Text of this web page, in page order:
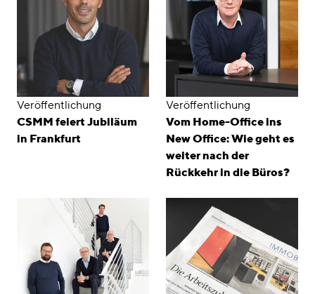
Veröffentlichung
CSMM feiert Jubiläum
in Frankfurt
Veröffentlichung
Vom Home-Office ins
New Office: Wie geht es
weiter nach der
Rückkehr in die Büros?